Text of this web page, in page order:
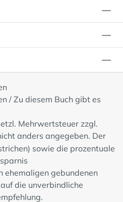
/ Zu diesem Buch gibt es
Mehrwertsteuer zzgl.
anders angegeben. Der
sowie die prozentuale
ehemaligen gebundenen
die unverbindliche